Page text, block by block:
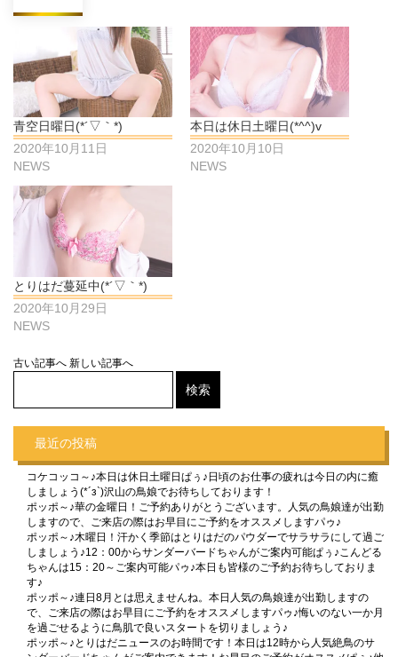
青空日曜日(*´▽｀*)
2020年10月11日
NEWS
本日は休日土曜日(*^^)v
2020年10月10日
NEWS
とりはだ蔓延中(*´▽｀*)
2020年10月29日
NEWS
古い記事へ 新しい記事へ
最近の投稿
コケコッコ～♪本日は休日土曜日ぱぅ♪日頃のお仕事の疲れは今日の内に癒
しましょう(*´з`)沢山の鳥娘でお待ちしております！
ポッポ～♪華の金曜日！ご予約ありがとうございます。人気の鳥娘達が出勤
しますので、ご来店の際はお早目にご予約をオススメしますパゥ♪
ポッポ～♪木曜日！汗かく季節はとりはだのパウダーでサラサラにして過ご
しましょう♪12：00からサンダーバードちゃんがご案内可能ぱぅ♪こんどる
ちゃんは15：20～ご案内可能パゥ♪本日も皆様のご予約お待ちしておりま
す♪
ポッポ～♪連日8月とは思えませんね。本日人気の鳥娘達が出勤しますの
で、ご来店の際はお早目にご予約をオススメしますパゥ♪悔いのない一か月
を過ごせるように鳥肌で良いスタートを切りましょう♪
ポッポ～♪とりはだニュースのお時間です！本日は12時から人気絶鳥のサ